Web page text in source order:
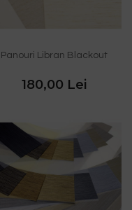
Panouri Libran Blackout
180,00 Lei